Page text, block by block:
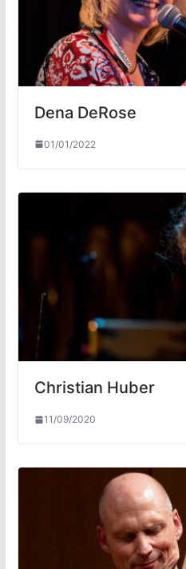
Dena DeRose
01/01/2022
Christian Huber
11/09/2020